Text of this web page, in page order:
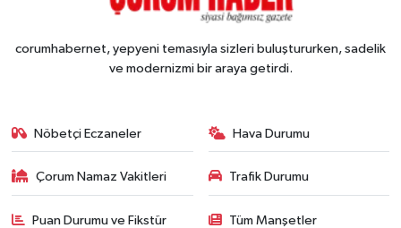
corumhabernet, yepyeni temasıyla sizleri buluştururken, sadelik
ve modernizmi bir araya getirdi.
Nöbetçi Eczaneler Hava Durumu
Çorum Namaz Vakitleri Trafik Durumu
Puan Durumu ve Fikstür Tüm Manşetler